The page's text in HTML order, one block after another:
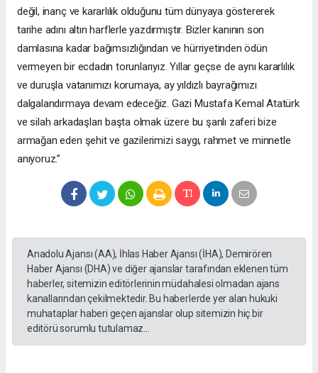
değil, inanç ve kararlılık olduğunu tüm dünyaya göstererek
tarihe adını altın harflerle yazdırmıştır. Bizler kanının son
damlasına kadar bağımsızlığından ve hürriyetinden ödün
vermeyen bir ecdadın torunlarıyız. Yıllar geçse de aynı kararlılık
ve duruşla vatanımızı korumaya, ay yıldızlı bayrağımızı
dalgalandırmaya devam edeceğiz. Gazi Mustafa Kemal Atatürk
ve silah arkadaşları başta olmak üzere bu şanlı zaferi bize
armağan eden şehit ve gazilerimizi saygı, rahmet ve minnetle
anıyoruz.”
Anadolu Ajansı (AA), İhlas Haber Ajansı (İHA), Demirören
Haber Ajansı (DHA) ve diğer ajanslar tarafından eklenen tüm
haberler, sitemizin editörlerinin müdahalesi olmadan ajans
kanallarından çekilmektedir. Bu haberlerde yer alan hukuki
muhataplar haberi geçen ajanslar olup sitemizin hiç bir
editörü sorumlu tutulamaz...